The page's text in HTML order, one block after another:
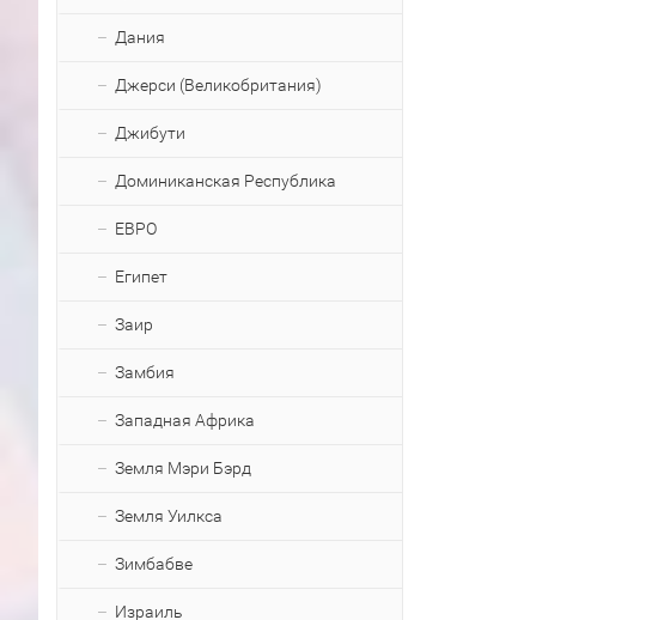
Дания
Джерси (Великобритания)
Джибути
Доминиканская Республика
ЕВРО
Египет
Заир
Замбия
Западная Африка
Земля Мэри Бэрд
Земля Уилкса
Зимбабве
Израиль